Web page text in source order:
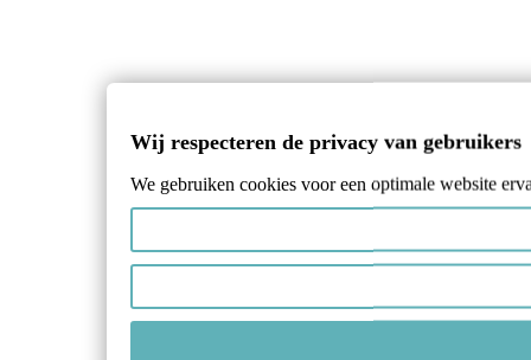
Wij respecteren de privacy van gebruikers
We gebruiken cookies voor een optimale website